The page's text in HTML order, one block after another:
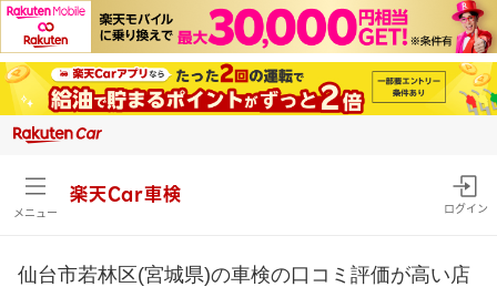
メニュー
楽天Car車検
ログイン
仙台市若林区(宮城県)の車検の口コミ評価が高い店